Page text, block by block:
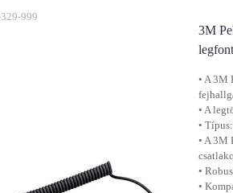
999
3M
• A 3M
• A
•
• A 3M
•
•